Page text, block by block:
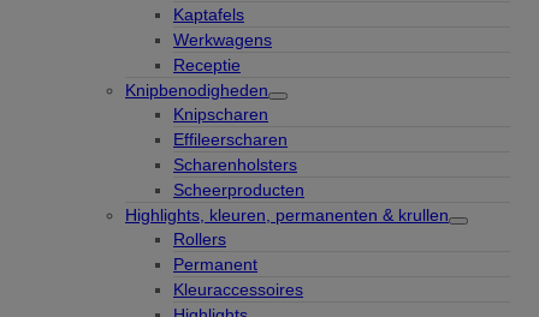
Kaptafels
Werkwagens
Receptie
Knipbenodigheden
Knipscharen
Effileerscharen
Scharenholsters
Scheerproducten
Highlights, kleuren, permanenten & krullen
Rollers
Permanent
Kleuraccessoires